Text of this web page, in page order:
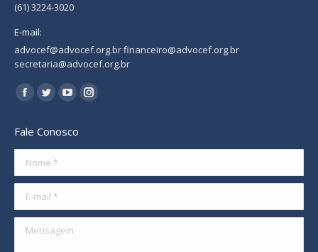
(61) 3224-3020
E-mail:
advocef@advocef.org.br financeiro@advocef.org.br
secretaria@advocef.org.br
Encontre-nos em:
Facebook
opens
new
window
Twitter
opens
new
window
YouTube
opens
new
Instagram
new
Fale Conosco
Mensagem